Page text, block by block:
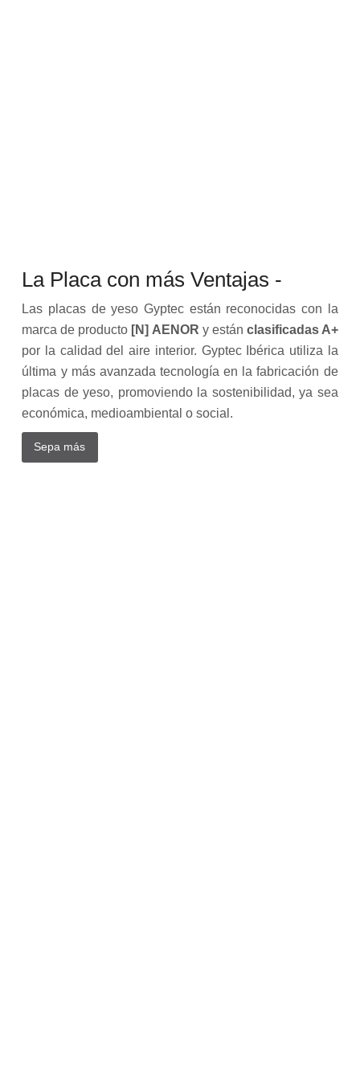
La Placa con más Ventajas -
del
Aire
Interior
y
Las placas de yeso Gyptec están reconocidas con la
marca de producto [N] AENOR y están clasificadas A+
por la calidad del aire interior. Gyptec Ibérica utiliza la
última y más avanzada tecnología en la fabricación de
placas de yeso, promoviendo la sostenibilidad, ya sea
económica, medioambiental o social.
Sepa más